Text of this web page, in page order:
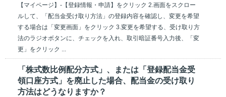
【マイページ】-【登録情報・申請】をクリック 2.画面をスクロー
ルして、「配当金受け取り方法」の登録内容を確認し、変更を希望
する場合は「変更画面」をクリック 3.変更を希望する、受け取り方
法のラジオボタンに、チェックを入れ、取引暗証番号入力後、「変
更」をクリック ...
「株式数比例配分方式」、または「登録配当金受
領口座方式」を廃止した場合、配当金の受け取り
方法はどうなりますか？